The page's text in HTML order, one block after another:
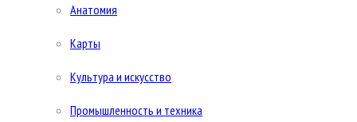
Анатомия
Карты
Культура и искусство
Промышленность и техника